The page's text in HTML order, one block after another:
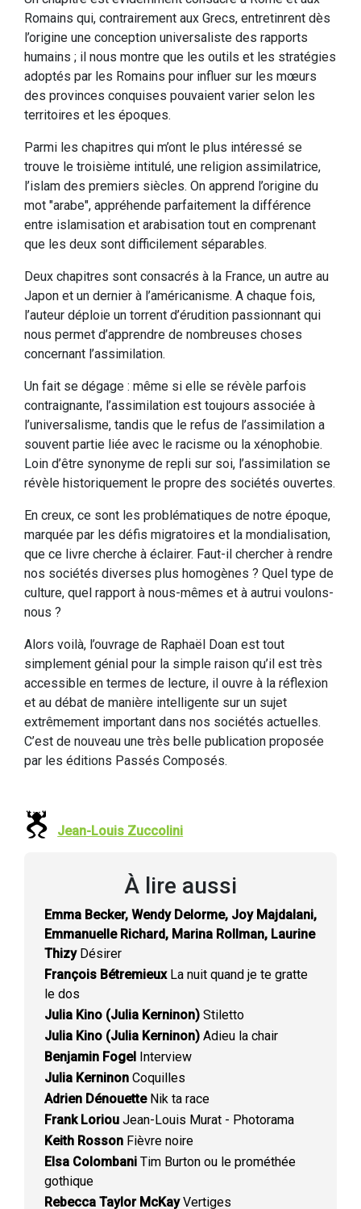
Romains qui, contrairement aux Grecs, entretinrent dès
l’origine une conception universaliste des rapports
humains ; il nous montre que les outils et les stratégies
adoptés par les Romains pour influer sur les mœurs
des provinces conquises pouvaient varier selon les
territoires et les époques.
Parmi les chapitres qui m’ont le plus intéressé se
trouve le troisième intitulé, une religion assimilatrice,
l’islam des premiers siècles. On apprend l’origine du
mot "arabe", appréhende parfaitement la différence
entre islamisation et arabisation tout en comprenant
que les deux sont difficilement séparables.
Deux chapitres sont consacrés à la France, un autre au
Japon et un dernier à l’américanisme. A chaque fois,
l’auteur déploie un torrent d’érudition passionnant qui
nous permet d’apprendre de nombreuses choses
concernant l’assimilation.
Un fait se dégage : même si elle se révèle parfois
contraignante, l’assimilation est toujours associée à
l’universalisme, tandis que le refus de l’assimilation a
souvent partie liée avec le racisme ou la xénophobie.
Loin d’être synonyme de repli sur soi, l’assimilation se
révèle historiquement le propre des sociétés ouvertes.
En creux, ce sont les problématiques de notre époque,
marquée par les défis migratoires et la mondialisation,
que ce livre cherche à éclairer. Faut-il chercher à rendre
nos sociétés diverses plus homogènes ? Quel type de
culture, quel rapport à nous-mêmes et à autrui voulons-
nous ?
Alors voilà, l’ouvrage de Raphaël Doan est tout
simplement génial pour la simple raison qu’il est très
accessible en termes de lecture, il ouvre à la réflexion
et au débat de manière intelligente sur un sujet
extrêmement important dans nos sociétés actuelles.
C’est de nouveau une très belle publication proposée
par les éditions Passés Composés.
Jean-Louis Zuccolini
À lire aussi
Emma Becker, Wendy Delorme, Joy Majdalani,
Emmanuelle Richard, Marina Rollman, Laurine
ThizyDésirer
François BétremieuxLa nuit quand je te gratte
le dos
Julia Kino (Julia Kerninon) Stiletto
Julia Kino (Julia Kerninon) Adieu la chair
Benjamin Fogel Interview
Julia Kerninon Coquilles
Adrien DénouetteNik ta race
Frank Loriou Jean-Louis Murat - Photorama
Keith Rosson Fièvre noire
Elsa Colombani Tim Burton ou le prométhée
gothique
Rebecca Taylor McKayVertiges